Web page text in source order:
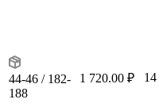
44-46 / 182-
188
1 720.00 ₽ 14